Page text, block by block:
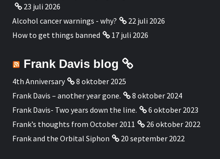
23 juli 2026
Alcohol cancer warnings - why?
22 juli 2026
How to get things banned
17 juli 2026
Frank Davis blog
4th Anniversary
8 oktober 2025
Frank Davis – another year gone.
8 oktober 2024
Frank Davis- Two years down the line.
6 oktober 2023
Frank’s thoughts from October 2011
26 oktober 2022
Frank and the Orbital Siphon
20 september 2022